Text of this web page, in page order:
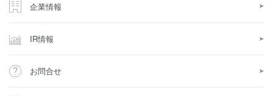
企業情報
IR情報
お問合せ